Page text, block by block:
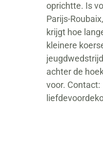
oprichtte. Is
Parijs-
krijgt hoe
kleinere
achter de
voor. Contact: